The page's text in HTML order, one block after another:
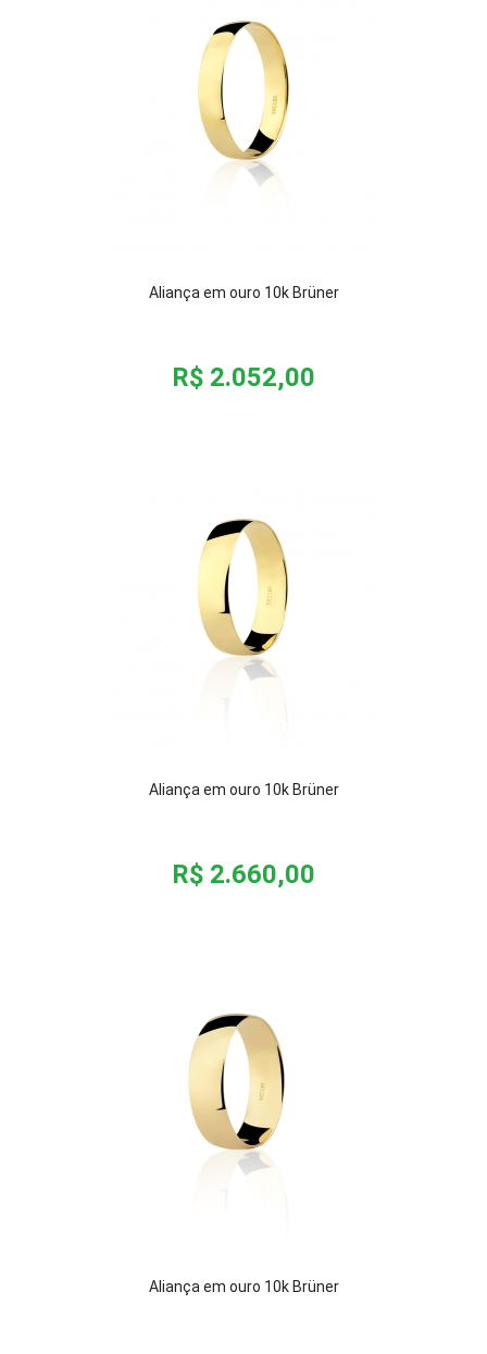
Aliança em ouro 10k Brüner
R$ 2.052,00
Aliança em ouro 10k Brüner
R$ 2.660,00
Aliança em ouro 10k Brüner